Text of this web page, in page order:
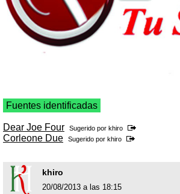
Fuentes identificadas
Dear Joe Four Sugerido por khiro
Corleone Due Sugerido por khiro
khiro
20/08/2013 a las 18:15